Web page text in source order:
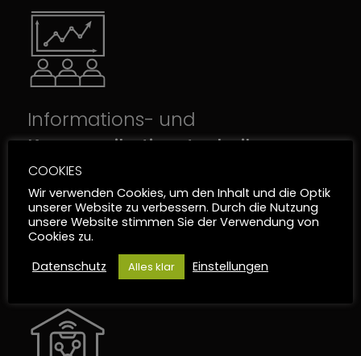
Informations- und
Kommunikationstechnik
zukunftssichere IT-Infrastruktur
Medientechnik für Konferenz und
Besprechungsräume
COOKIES
Wir verwenden Cookies, um den Inhalt und die Optik
unserer Website zu verbessern. Durch die Nutzung
unsere Website stimmen Sie der Verwendung von
Cookies zu.
Datenschutz
Alles klar Einstellungen